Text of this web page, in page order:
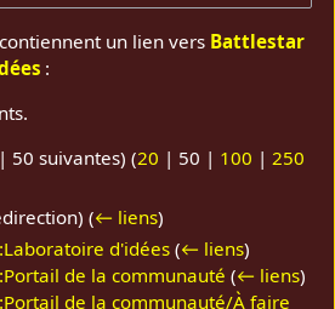
un lien vers Battlestar
:
| 50 suivantes) (20 | 50 | 100 |250
(← liens)
d'idées (← liens)
de la communauté (← liens)
de la communauté/À faire